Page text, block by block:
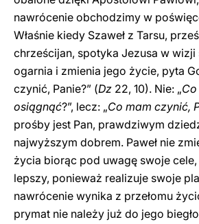
nawrócenie obchodzimy w
Właśnie kiedy Szaweł z Tarsu,
chrześcijan, spotyka Jezusa w wizji
ogarnia i zmienia jego życie, pyta
czynić, Panie?” (Dz 22, 10). Nie: „
osiągnąć?”, lecz: „Co mam czynić,
prośby jest Pan, prawdziwym
najwyższym dobrem. Paweł nie
życia biorąc pod uwagę swoje cele,
lepszy, ponieważ realizuje swoje
nawrócenie wynika z przełomu
prymat nie należy już do jego